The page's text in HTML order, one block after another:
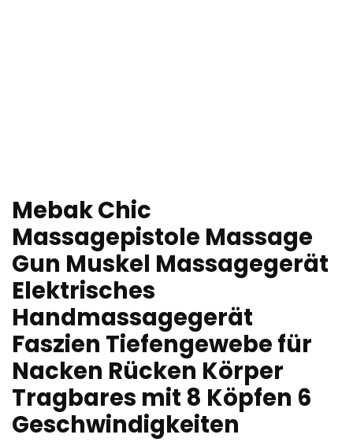
Mebak Chic
Massagepistole Massage
Gun Muskel Massagegerät
Elektrisches
Handmassagegerät
Faszien Tiefengewebe für
Nacken Rücken Körper
Tragbares mit 8 Köpfen 6
Geschwindigkeiten